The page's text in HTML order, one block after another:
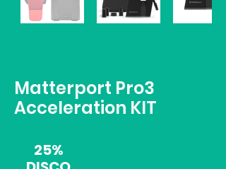
Matterport Pro3
Acceleration KIT
25%